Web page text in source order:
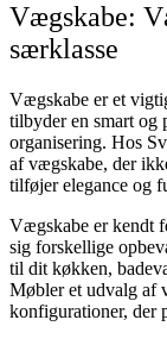
Vægskabe:
særklasse
Vægskabe er et
tilbyder en smart og
organisering. Hos
af vægskabe, der
tilføjer elegance og
Vægskabe er kendt
sig forskellige
til dit køkken,
Møbler et udvalg af
konfigurationer, der